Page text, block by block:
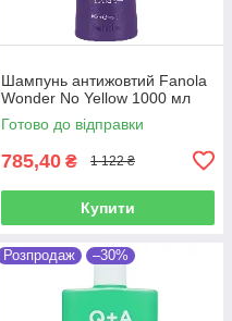
Шампунь антижовтий Fanola
Wonder No Yellow 1000 мл
Готово до відправки
785,40 ₴ 1 122 ₴
Купити
Розпродаж –30%